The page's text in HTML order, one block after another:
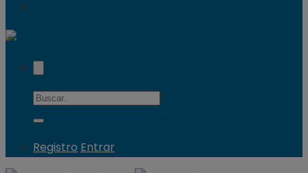
Registro Entrar